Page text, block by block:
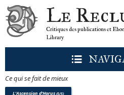
Le
Critiques des publications et
Library
Ce qui se fait de mieux
L’Ascension d’Horus (5/5)